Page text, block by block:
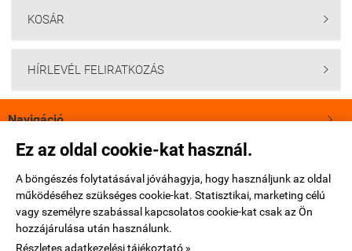
Ez az oldal cookie-kat használ.
A böngészés folytatásával jóváhagyja, hogy használjunk az oldal
működéséhez szükséges cookie-kat. Statisztikai, marketing célú
vagy személyre szabással kapcsolatos cookie-kat csak az Ön
hozzájárulása után használunk.
Részletes adatkezelési tájékoztató »
KOSÁR 
HÍRLEVÉL FELIRATKOZÁS 
Navigáció 
Saját fiók
Bemutatkozás
Elérhetőségek